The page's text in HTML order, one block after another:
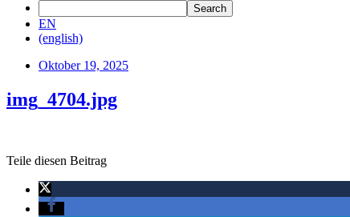
EN
(english)
Oktober 19, 2025
img_4704.jpg
Teile diesen Beitrag